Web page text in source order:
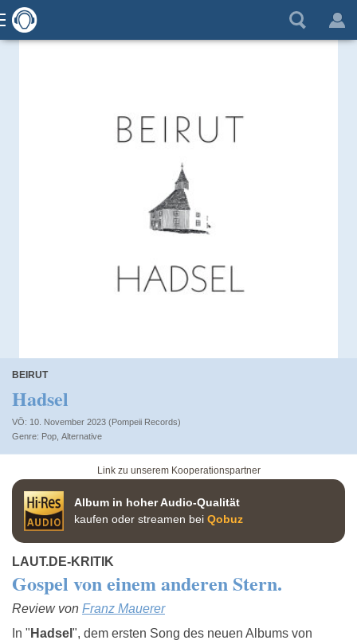
BEIRUT
Hadsel
VÖ: 10. November 2023 (Pompeii Records)
Pop Alternative
Link zu unserem Kooperationspartner
Album in hoher Audio-Qualität
kaufen oder streamen bei Qobuz
LAUT.DE-KRITIK
Gospel von einem anderen Stern.
Review von Franz Mauerer
In " Hadsel ", dem ersten Song des neuen Albums von